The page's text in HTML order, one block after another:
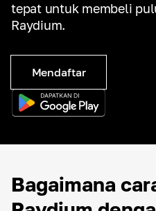
tepat untuk membeli
Raydium.
Mendaftar
Bagaimana